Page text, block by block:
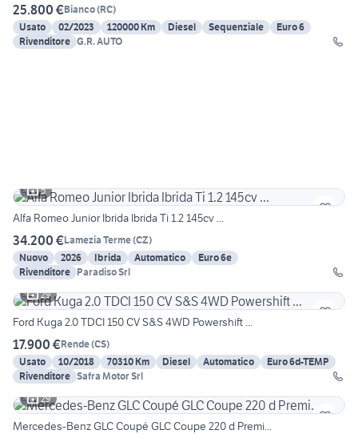
25.800 €Bianco(RC)
Usato
02/2023 120000 Km Diesel Sequenziale
Euro 6
Rivenditore G.R. AUTO
5
Alfa Romeo Junior Ibrida Ibrida Ti 1.2 145cv ...
34.200 €Lamezia Terme(CZ)
Nuovo
2026 Ibrida Automatico
Euro 6e
Rivenditore Paradiso Srl
29
Ford Kuga 2.0 TDCI 150 CV S&S 4WD Powershift ...
17.900 €Rende(CS)
Usato
10/2018 70310 Km Diesel Automatico
Euro 6d-TEMP
Rivenditore Safra Motor Srl
29
Mercedes-Benz GLC Coupé GLC Coupe 220 d Premi...